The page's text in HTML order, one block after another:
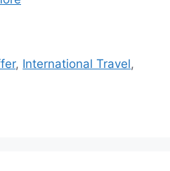
, International Travel,